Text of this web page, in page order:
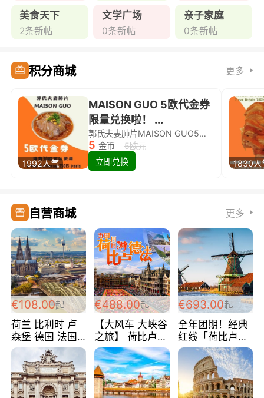
美食天下
2条新帖
文学广场
0条新帖
亲子家庭
0条新帖
积分商城 更多
1992人气
MAISON GUO 5欧代金券
限量兑换啦！ ...
郭氏夫妻肺片MAISON GUO5欧代金券限量兑换啦！
5 金币
5欧元
立即兑换
1830人
自营商城 更多
€108.00起
荷兰 比利时 卢
森堡 德国 法国
超爽玩遍西欧 循
环线 全程四星宾
馆 108欧/人/天
€488.00起
【大风车 大峡谷
之旅】 荷比卢德
法 巴黎上下 经
典五国四日游
488欧/人
€693.00起
全年团期！经典
红线「荷比卢德
法」七天循环 五
国 仅售99欧/人/
天！巴黎上下！
包拼房~